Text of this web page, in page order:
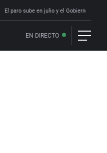
El paro sube en julio y el Gobierno lo
EN DIRECTO